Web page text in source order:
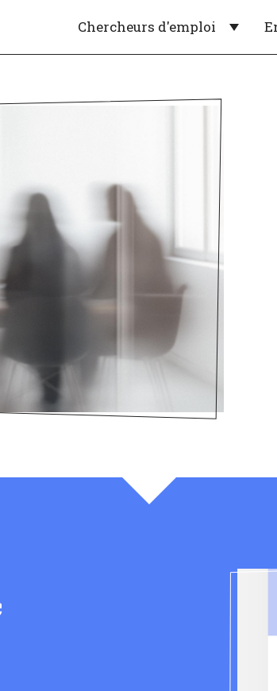
Chercheurs d'emploi